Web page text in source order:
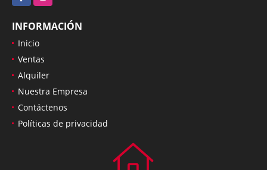
INFORMACIÓN
Inicio
Ventas
Alquiler
Nuestra Empresa
Contáctenos
Políticas de privacidad